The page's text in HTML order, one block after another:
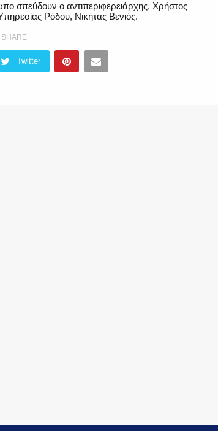
σπεύδουν ο αντιπεριφερειάρχης, Χρήστος
Ρόδου, Νικήτας Βενιός.
SHARE
Twitter